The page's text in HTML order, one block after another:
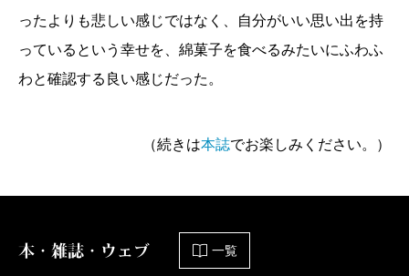
ったよりも悲しい感じではなく、自分がいい思い出を持
っているという幸せを、綿菓子を食べるみたいにふわふ
わと確認する良い感じだった。
（続きは本誌でお楽しみください。）
本・雑誌・ウェブ 一覧